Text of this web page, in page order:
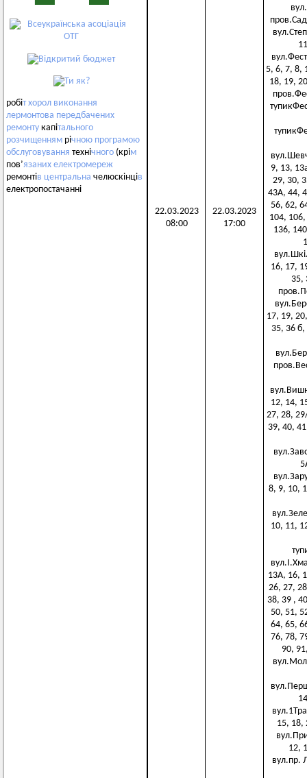
робіт хорол виконання
лермонтова передбачених
ремонту капітального
розчищенням річною програмою
обслуговування технічного (крім
пов’язаних електромереж
ремонтів центральна челюскінців
електропостачанні
22.03.2023
08:00
22.03.2023
17:00
5, 6, 7, 8,
18, 19,
9, 13,
29, 30,
43А, 44,
56, 62,
104,
136,
16, 17,
35,
17, 19,
35, 36
12, 14,
27, 28,
39, 40,
8, 9, 10,
10, 11,
13А, 16,
26, 27,
38, 39 ,
50, 51,
64, 65,
76, 78,
90,
15, 18,
12,
вул.пр.